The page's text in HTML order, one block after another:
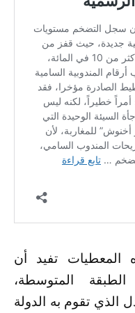
المعطيات تفيد أن
المتوسطة،
الذي تقوم به الدولة